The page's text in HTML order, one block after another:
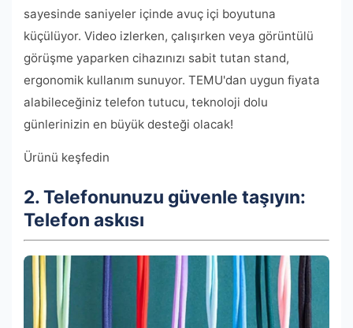
sayesinde saniyeler içinde avuç içi boyutuna
küçülüyor. Video izlerken, çalışırken veya görüntülü
görüşme yaparken cihazınızı sabit tutan stand,
ergonomik kullanım sunuyor. TEMU'dan uygun fiyata
alabileceğiniz telefon tutucu, teknoloji dolu
günlerinizin en büyük desteği olacak!
Ürünü keşfedin
2. Telefonunuzu güvenle taşıyın:
Telefon askısı